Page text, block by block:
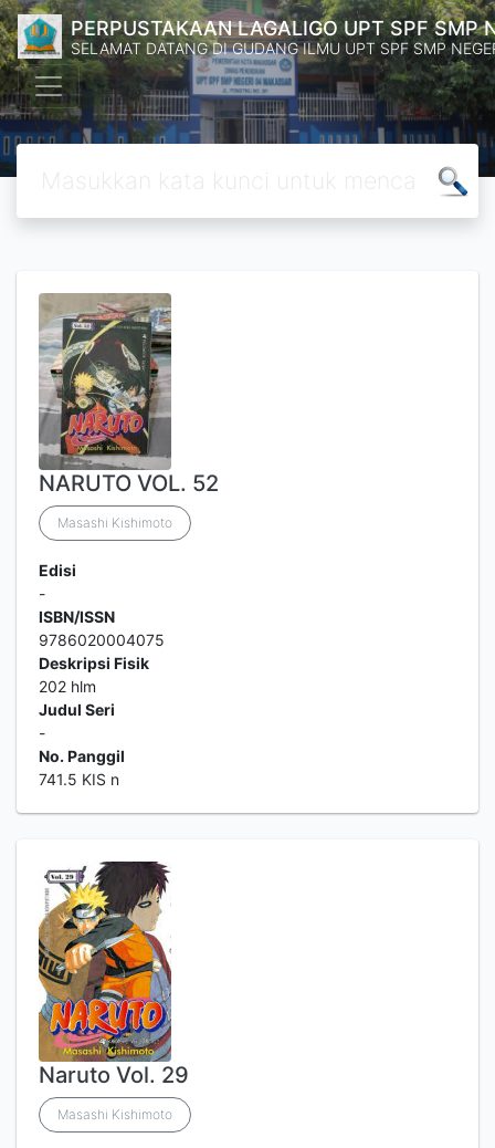
PERPUSTAKAAN LAGALIGO UPT SPF SMP
SELAMAT DATANG DI GUDANG ILMU UPT SPF SMP
NARUTO VOL. 52
Masashi Kishimoto
Edisi
-
ISBN/ISSN
9786020004075
Deskripsi Fisik
202 hlm
Judul Seri
-
No. Panggil
741.5 KIS n
Naruto Vol. 29
Masashi Kishimoto